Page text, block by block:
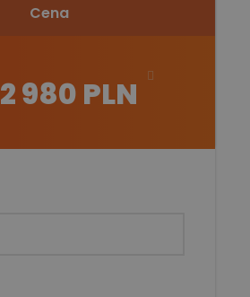
Cena
2 980 PLN